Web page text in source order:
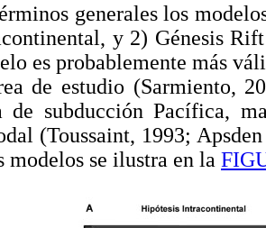
generales los
y 2) Génesis
es probablemente más
de estudio (Sarmiento,
de subducción Pacífica,
(Toussaint, 1993;
modelos se ilustra en la